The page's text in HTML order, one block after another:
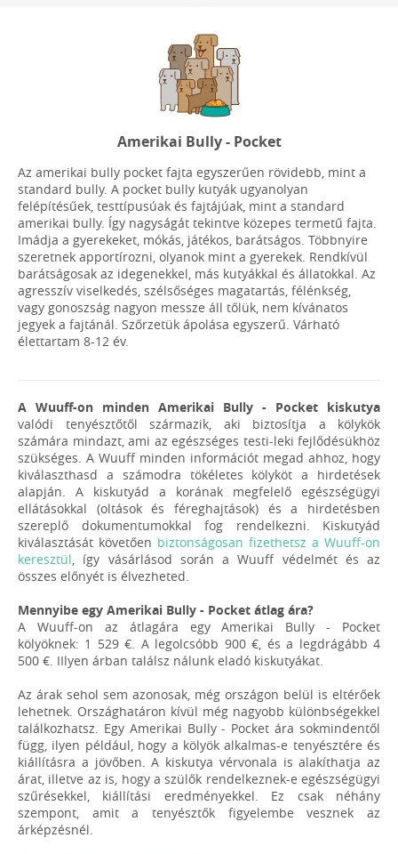
Amerikai Bully - Pocket
Az amerikai bully pocket fajta egyszerűen rövidebb, mint a
standard bully. A pocket bully kutyák ugyanolyan
felépítésűek, testtípusúak és fajtájúak, mint a standard
amerikai bully. Így nagyságát tekintve közepes termetű fajta.
Imádja a gyerekeket, mókás, játékos, barátságos. Többnyire
szeretnek apportírozni, olyanok mint a gyerekek. Rendkívül
barátságosak az idegenekkel, más kutyákkal és állatokkal. Az
agresszív viselkedés, szélsőséges magatartás, félénkség,
vagy gonoszság nagyon messze áll tőlük, nem kívánatos
jegyek a fajtánál. Szőrzetük ápolása egyszerű. Várható
élettartam 8-12 év.
A Wuuff-on minden Amerikai Bully - Pocket kiskutya
valódi tenyésztőtől származik, aki biztosítja a kölykök
számára mindazt, ami az egészséges testi-leki fejlődésükhöz
szükséges. A Wuuff minden információt megad ahhoz, hogy
kiválaszthasd a számodra tökéletes kölyköt a hirdetések
alapján. A kiskutyád a korának megfelelő egészségügyi
ellátásokkal (oltások és féreghajtások) és a hirdetésben
szereplő dokumentumokkal fog rendelkezni. Kiskutyád
kiválasztását követően biztonságosan fizethetsz a Wuuff-on
keresztül, így vásárlásod során a Wuuff védelmét és az
összes előnyét is élvezheted.
Mennyibe egy Amerikai Bully - Pocket átlag ára?
A Wuuff-on az átlagára egy Amerikai Bully - Pocket
kölyöknek: 1 529 €. A legolcsóbb 900 €, és a legdrágább 4
500 €. IIlyen árban találsz nálunk eladó kiskutyákat.
Az árak sehol sem azonosak, még országon belül is eltérőek
lehetnek. Országhatáron kívül még nagyobb különbségekkel
találkozhatsz. Egy Amerikai Bully - Pocket ára sokmindentől
függ, ilyen például, hogy a kölyök alkalmas-e tenyésztére és
kiállításra a jövőben. A kiskutya vérvonala is alakíthatja az
árat, illetve az is, hogy a szülők rendelkeznek-e egészségügyi
szűrésekkel, kiállítási eredményekkel. Ez csak néhány
szempont, amit a tenyésztők figyelembe vesznek az
árképzésnél.